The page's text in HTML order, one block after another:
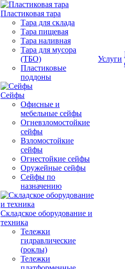
Пластиковая тара
Тара для склада
Тара пищевая
Тара наливная
Тара для мусора
(ТБО)
Пластиковые
поддоны
Сейфы
Офисные и
мебельные сейфы
Огневзломостойкие
сейфы
Взломостойкие
сейфы
Огнестойкие сейфы
Оружейные сейфы
Сейфы по
назначению
Складское оборудование и
техника
Тележки
гидравлические
(роклы)
Тележки
Услуги